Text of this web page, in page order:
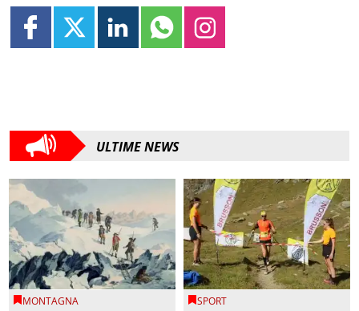
ULTIME NEWS
MONTAGNA SPORT